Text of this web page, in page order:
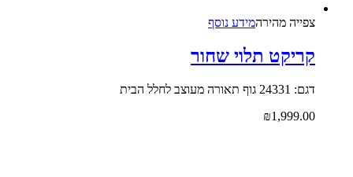
צפייה‬ ‫מהירה‬מידע נוסף
קריקט תלוי שחור
דגם: 24331 גוף תאורה מעוצב לחלל הבית
₪1,999.00